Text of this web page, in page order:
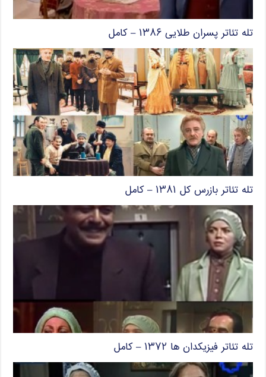
تله تئاتر پسران طلایی ۱۳۸۶ – کامل
تله تئاتر بازرس کل ۱۳۸۱ – کامل
تله تئاتر فیزیکدان ها ۱۳۷۲ – کامل